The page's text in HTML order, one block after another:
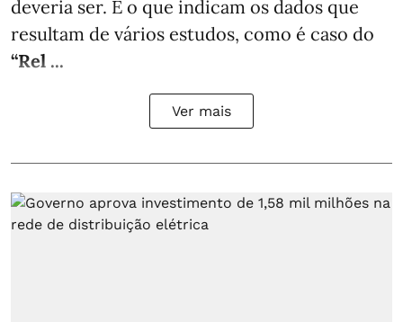
deveria ser. É o que indicam os dados que
resultam de vários estudos, como é caso do
“Rel ...
Ver mais